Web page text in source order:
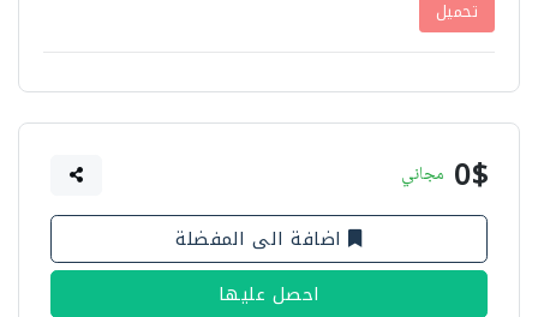
تحميل
0$ مجاني
اضافة الى المفضلة
احصل عليها